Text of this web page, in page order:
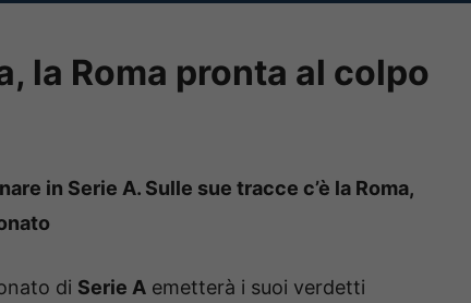
la Roma pronta al colpo
in Serie A. Sulle sue tracce c’è la Roma,
di Serie A emetterà i suoi verdetti